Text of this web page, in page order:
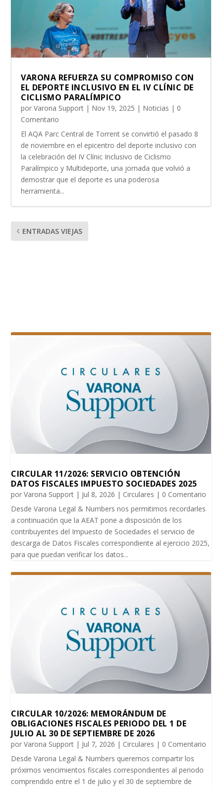
VARONA REFUERZA SU COMPROMISO CON
EL DEPORTE INCLUSIVO EN EL IV CLÍNIC DE
CICLISMO PARALÍMPICO
porVarona Support | Nov 19, 2025 | Noticias | 0
Comentario
El AQA Parc Central de Torrent se convirtió el pasado 8
de noviembre en el epicentro del deporte inclusivo con
la celebración del IV Clínic Inclusivo de Ciclismo
Paralímpico y Multideporte, una jornada que volvió a
demostrar que el deporte es una poderosa
herramienta...
ENTRADAS VIEJAS
CIRCULAR 11/2026: SERVICIO OBTENCIÓN
DATOS FISCALES IMPUESTO SOCIEDADES 2025
porVarona Support | Jul 8, 2026 | Circulares | 0 Comentario
Desde Varona Legal & Numbers nos permitimos recordarles
a continuación que la AEAT pone a disposición de los
contribuyentes del Impuesto de Sociedades el servicio de
descarga de Datos Fiscales correspondiente al ejercicio 2025,
para que puedan verificar los datos...
CIRCULAR 10/2026: MEMORÁNDUM DE
OBLIGACIONES FISCALES PERIODO DEL 1 DE
JULIO AL 30 DE SEPTIEMBRE DE 2026
porVarona Support | Jul 7, 2026 | Circulares | 0 Comentario
Desde Varona Legal & Numbers queremos compartir los
próximos vencimientos fiscales correspondientes al periodo
comprendido entre el 1 de julio y el 30 de septiembre de